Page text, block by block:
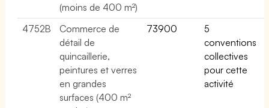
(moins de 400 m²)
4752B
Commerce de
détail de
quincaillerie,
peintures et verres
en grandes
surfaces (400 m²
73900
5
conventions
collectives
pour cette
activité